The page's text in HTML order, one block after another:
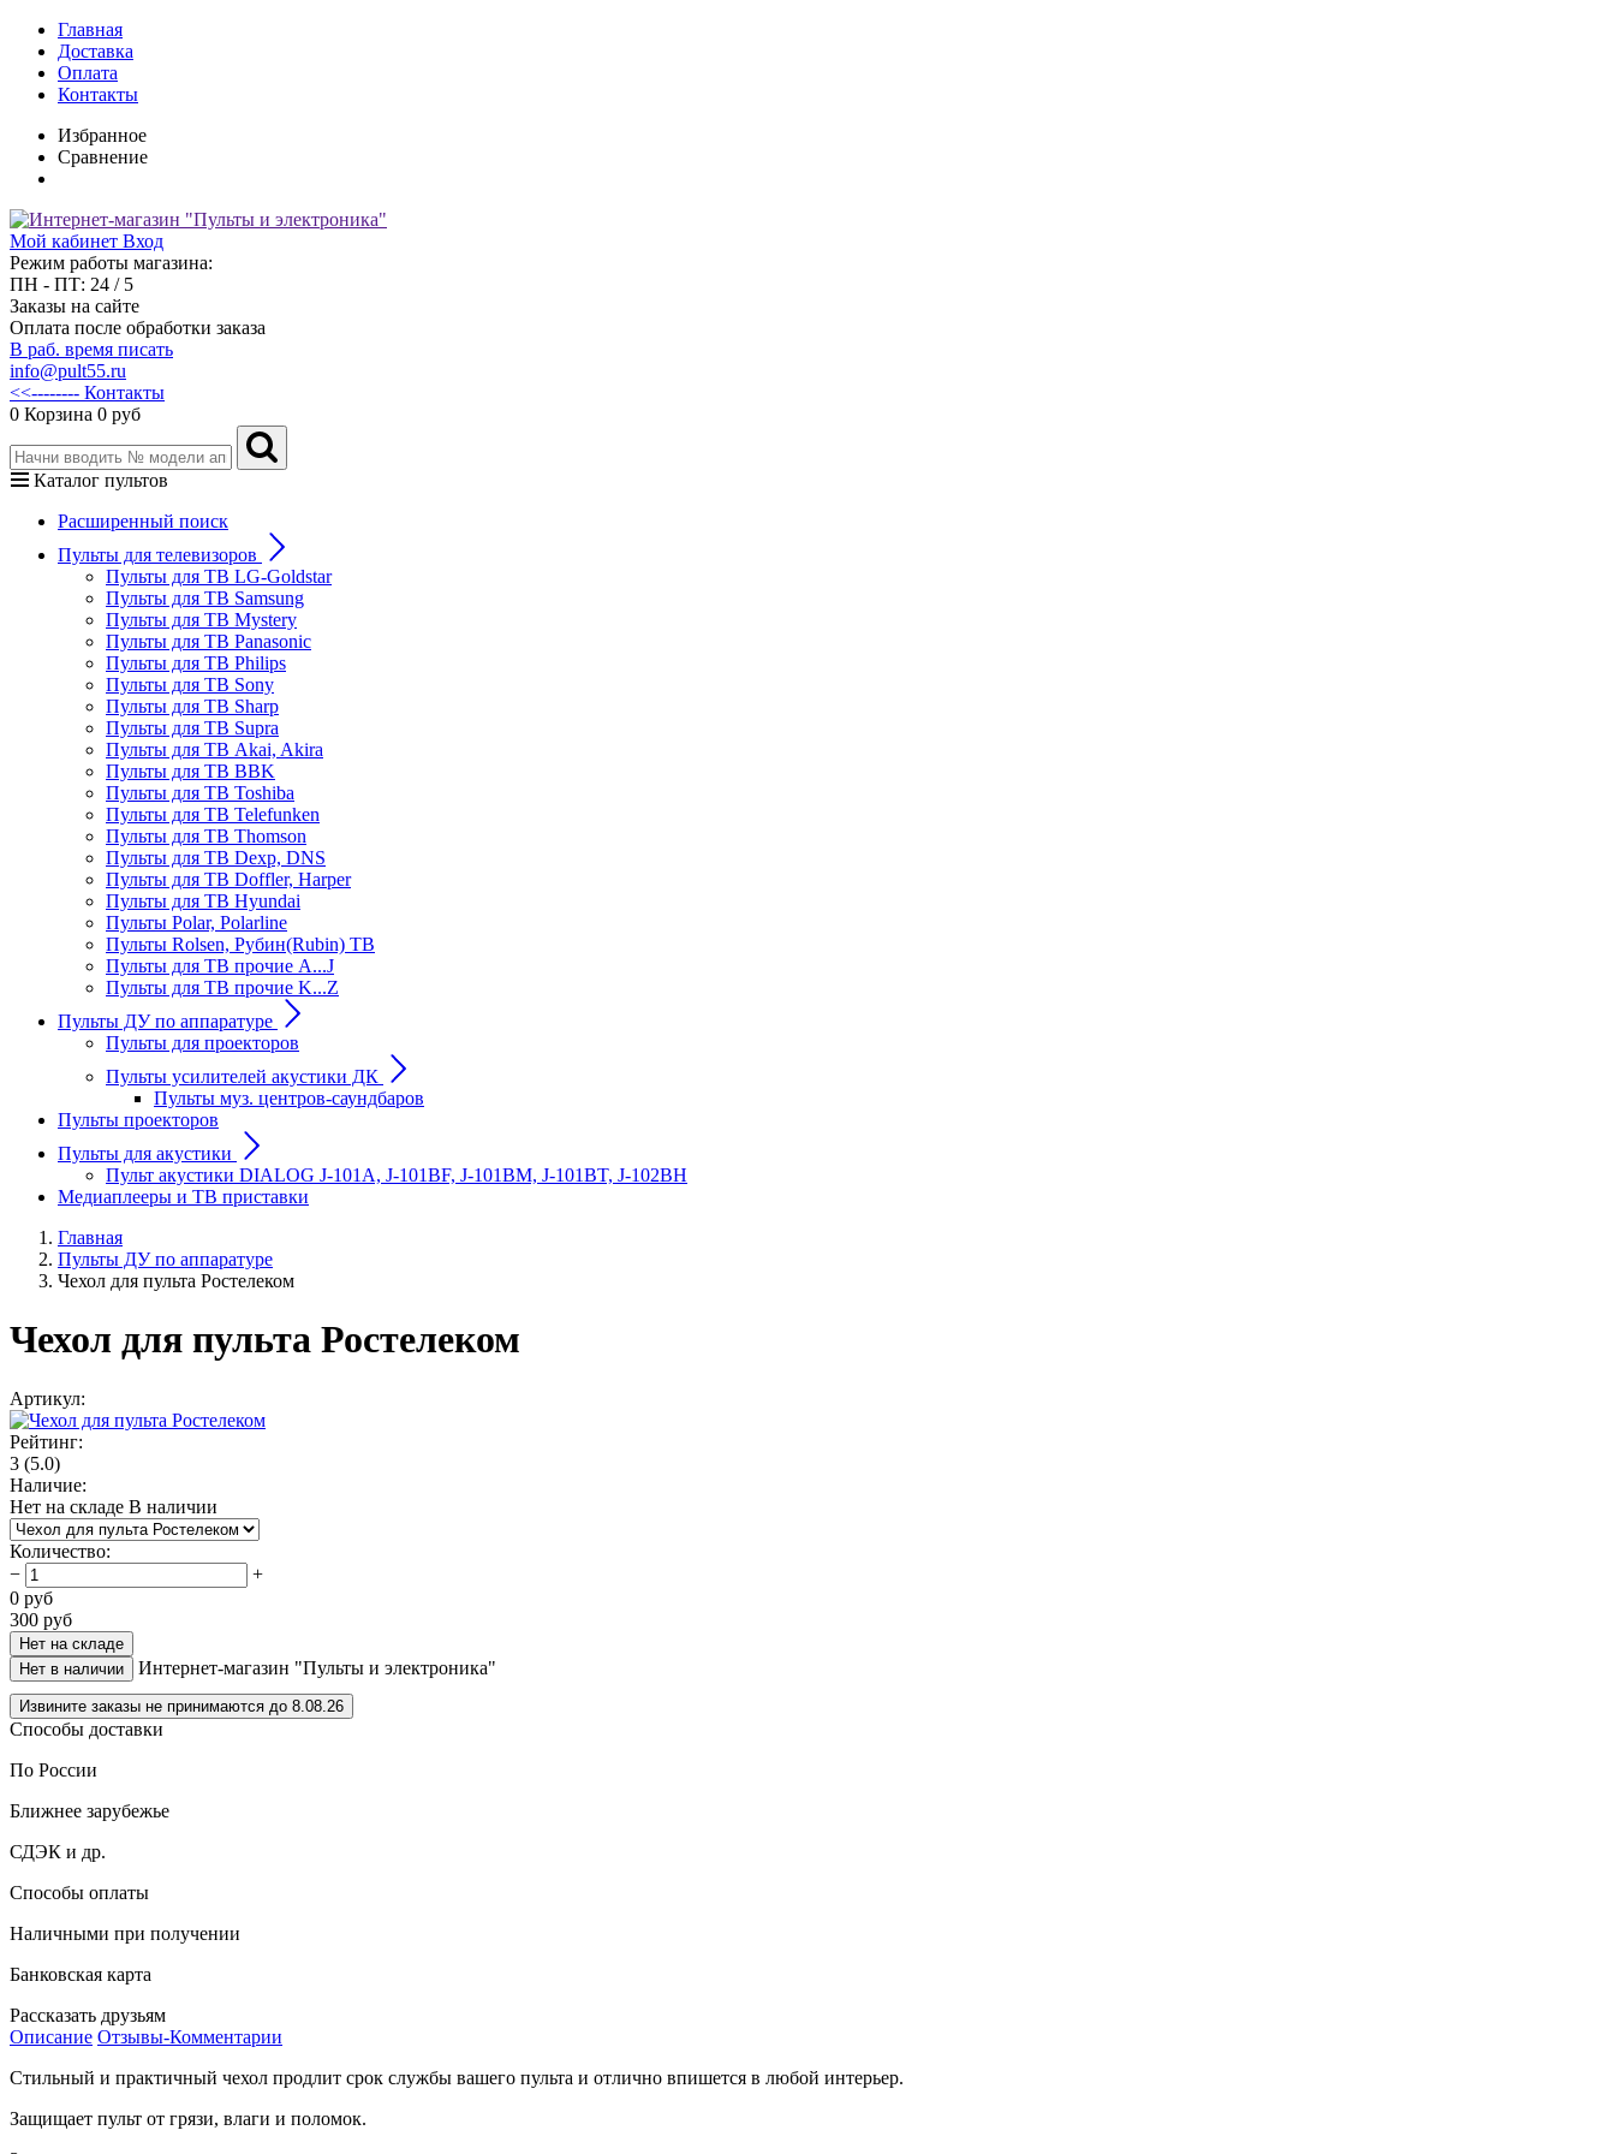
Главная
Доставка
Оплата
Контакты
Избранное
Сравнение
Мой кабинет Вход
Режим работы магазина:
ПН - ПТ: 24 / 5
Заказы на сайте
Оплата после обработки заказа
В раб. время писать
info@pult55.ru
<<-------- Контакты
0 Корзина 0 руб
Каталог пультов
Расширенный поиск
Пульты для телевизоров
Пульты для ТВ LG-Goldstar
Пульты для ТВ Samsung
Пульты для ТВ Mystery
Пульты для ТВ Panasonic
Пульты для ТВ Philips
Пульты для ТВ Sony
Пульты для ТВ Sharp
Пульты для ТВ Supra
Пульты для ТВ Akai, Akira
Пульты для ТВ BBK
Пульты для ТВ Toshiba
Пульты для ТВ Telefunken
Пульты для ТВ Thomson
Пульты для ТВ Dexp, DNS
Пульты для ТВ Doffler, Harper
Пульты для ТВ Hyundai
Пульты Polar, Polarline
Пульты Rolsen, Рубин(Rubin) ТВ
Пульты для ТВ прочие A...J
Пульты для ТВ прочие K...Z
Пульты ДУ по аппаратуре
Пульты для проекторов
Пульты усилителей акустики ДК
Пульты муз. центров-саундбаров
Пульты проекторов
Пульты для акустики
Пульт акустики DIALOG J-101A, J-101BF, J-101BM, J-101BT, J-102BH
Медиаплееры и ТВ приставки
Главная
Пульты ДУ по аппаратуре
Чехол для пульта Ростелеком
Чехол для пульта Ростелеком
Артикул:
Рейтинг:
3 (5.0)
Наличие:
Нет на складе В наличии
Количество:
−
+
0 руб
300 руб
Нет на складе
Нет в наличии
Интернет-магазин "Пульты и электроника"
Извините заказы не принимаются до 8.08.26
Способы доставки
По России
Ближнее зарубежье
СДЭК и др.
Способы оплаты
Наличными при получении
Банковская карта
Рассказать друзьям
Описание Отзывы-Комментарии
Стильный и практичный чехол продлит срок службы вашего пульта и отлично впишется в любой интерьер.
Защищает пульт от грязи, влаги и поломок.